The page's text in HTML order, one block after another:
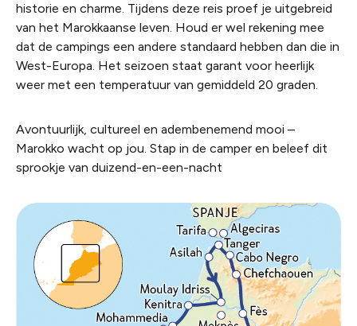
historie en charme. Tijdens deze reis proef je uitgebreid
van het Marokkaanse leven. Houd er wel rekening mee
dat de campings een andere standaard hebben dan die in
West-Europa. Het seizoen staat garant voor heerlijk
weer met een temperatuur van gemiddeld 20 graden.
Avontuurlijk, cultureel en adembenemend mooi –
Marokko wacht op jou. Stap in de camper en beleef dit
sprookje van duizend-en-een-nacht